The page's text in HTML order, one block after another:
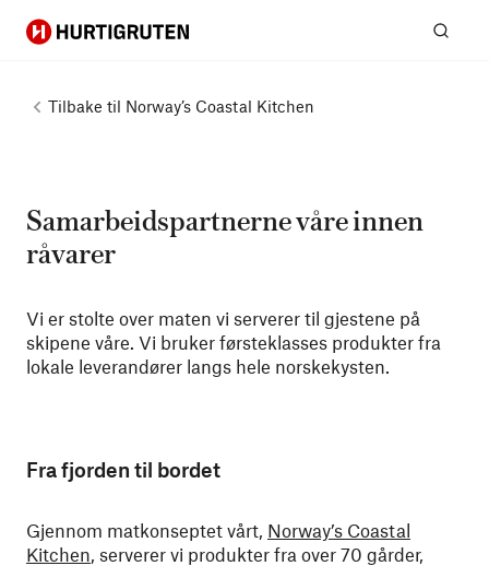
Hurtigruten
Tilbake til Norway’s Coastal Kitchen
Samarbeidspartnerne våre innen
råvarer
Vi er stolte over maten vi serverer til gjestene på
skipene våre. Vi bruker førsteklasses produkter fra
lokale leverandører langs hele norskekysten.
Fra fjorden til bordet
Gjennom matkonseptet vårt, Norway’s Coastal
Kitchen, serverer vi produkter fra over 70 gårder,